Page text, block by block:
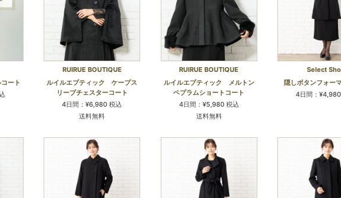
ート
RUIRUE BOUTIQUE
ルイルエブティック ケープス
リーブチェスターコート
4日間：¥6,980 税込
送料無料
RUIRUE BOUTIQUE
ルイルエブティック メルトン
ペプラムショートコート
4日間：¥5,980 税込
送料無料
Select
隠しボタンフォー
4日間：